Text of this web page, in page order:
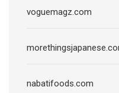
voguemagz.com
nabatifoods.com